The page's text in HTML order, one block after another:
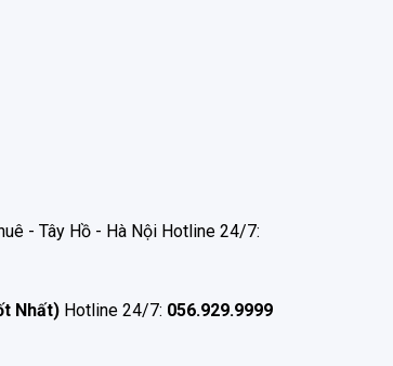
- Tây Hồ - Hà Nội Hotline 24/7:
Nhất) Hotline 24/7: 056.929.9999